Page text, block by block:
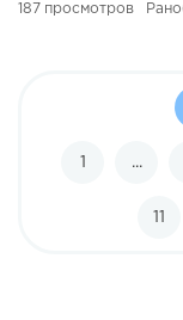
187
1 ...
11